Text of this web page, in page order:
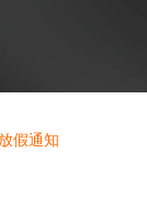
假通知